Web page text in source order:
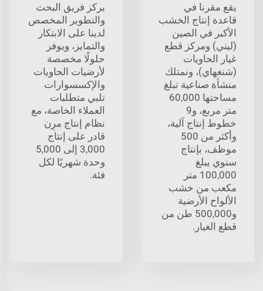
يقع مقرنا في
قاعدة إنتاج الخشب
الأكبر في الصين
(ليني) ومركز قطع
غيار الحاويات
(شنغهاي)، ونمتلك
منشأة صناعية تبلغ
مساحتها 60,000
متر مربع، و9
خطوط إنتاج آلية،
وأكثر من 500
موظف، بإنتاج
سنوي يبلغ
100,000 متر
مكعب من خشب
الألواح الأرضية
و500,000 طن من
قطع الغيار.
يركز فريق البحث
والتطوير المخصص
لدينا على الابتكار
والتمايز، ويوفر
حلولًا مخصصة
لأرضيات الحاويات
والإكسسوارات
تلبي متطلبات
العملاء الخاصة، مع
نظام إنتاج مرِن
قادر على إنتاج
3,000 إلى 5,000
وحدة شهريًا لكل
فئة.